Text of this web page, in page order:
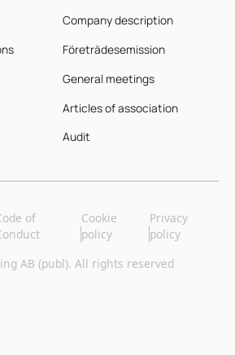
Company description
Articles of association
Företrädesemission
Audit
General meetings
AB (publ). All rights reserved
of
Cookie
policy
Privacy
policy